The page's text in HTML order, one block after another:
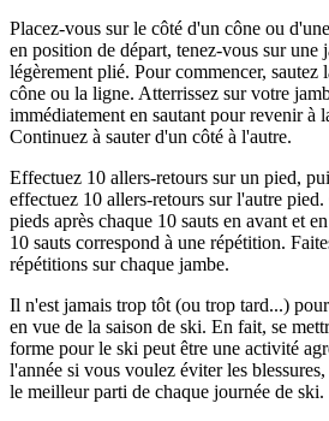
Placez-vous sur le côté d'un cône ou
en position de départ, tenez-vous sur une
légèrement plié. Pour commencer, sautez
cône ou la ligne. Atterrissez sur votre
immédiatement en sautant pour revenir à
Continuez à sauter d'un côté à l'autre.
Effectuez 10 allers-retours sur un pied,
effectuez 10 allers-retours sur l'autre
pieds après chaque 10 sauts en avant et
10 sauts correspond à une répétition.
répétitions sur chaque jambe.
Il n'est jamais trop tôt (ou trop tard...)
en vue de la saison de ski. En fait, se
forme pour le ski peut être une activité
l'année si vous voulez éviter les
le meilleur parti de chaque journée de ski.